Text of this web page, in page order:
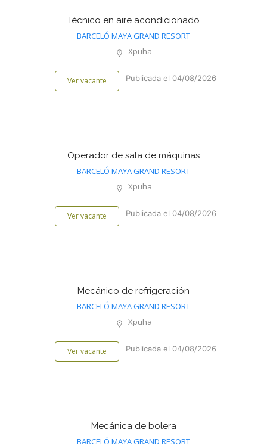
Técnico en aire acondicionado
BARCELÓ MAYA GRAND RESORT
Xpuha
Ver vacante Publicada el 04/08/2026
Operador de sala de máquinas
BARCELÓ MAYA GRAND RESORT
Xpuha
Ver vacante Publicada el 04/08/2026
Mecánico de refrigeración
BARCELÓ MAYA GRAND RESORT
Xpuha
Ver vacante Publicada el 04/08/2026
Mecánica de bolera
BARCELÓ MAYA GRAND RESORT